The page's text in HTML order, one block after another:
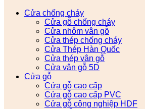
Cửa chống cháy
Cửa gỗ chống cháy
Cửa nhôm vân gỗ
Cửa thép chống cháy
Cửa Thép Hàn Quốc
Cửa thép vân gỗ
Cửa vân gỗ 5D
Cửa gỗ
Cửa gỗ cao cấp
Cửa gỗ cao cấp PVC
Cửa gỗ công nghiệp HDF